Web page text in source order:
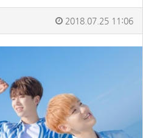
2018.07.25 11:06